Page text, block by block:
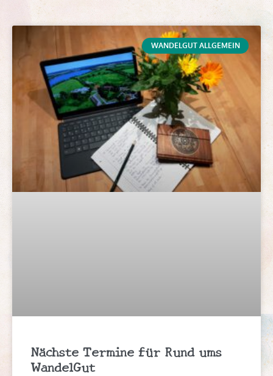
WANDELGUT ALLGEMEIN
Nächste Termine für Rund ums
WandelGut